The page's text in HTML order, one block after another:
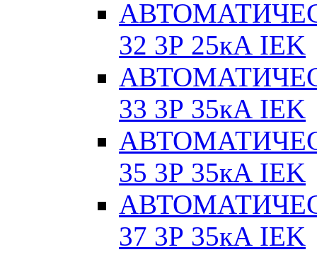
32 3Р 25кА IEK
33 3Р 35кА IEK
35 3Р 35кА IEK
37 3Р 35кА IEK